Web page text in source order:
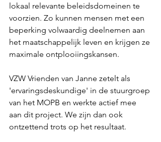
lokaal relevante beleidsdomeinen te
voorzien. Zo kunnen mensen met een
beperking volwaardig deelnemen aan
het maatschappelijk leven en krijgen ze
maximale ontplooiingskansen.
VZW Vrienden van Janne zetelt als
'ervaringsdeskundige' in de stuurgroep
van het MOPB en werkte actief mee
aan dit project. We zijn dan ook
ontzettend trots op het resultaat.